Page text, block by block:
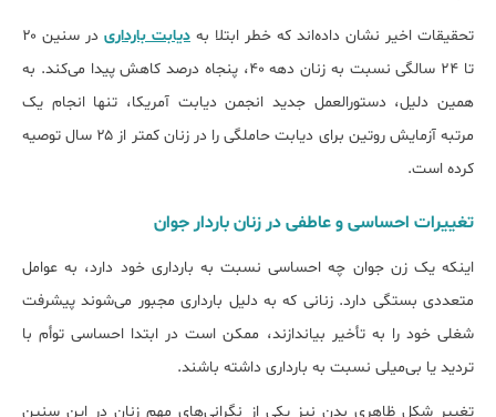
تحقیقات اخیر نشان داده‌اند که خطر ابتلا به دیابت بارداری
در سنین ۲۰
تا ۲۴ سالگی نسبت به زنان دهه ۴۰، پنجاه درصد کاهش پیدا می‌کند. به
همین دلیل، دستورالعمل جدید انجمن دیابت آمریکا، تنها انجام یک
مرتبه آزمایش روتین برای دیابت حاملگی را در زنان کمتر از ۲۵ سال توصیه
کرده است.
تغییرات احساسی و عاطفی در زنان باردار جوان
اینکه یک زن جوان چه احساسی نسبت به بارداری خود دارد، به عوامل
متعددی بستگی دارد. زنانی که به دلیل بارداری مجبور می‌شوند پیشرفت
شغلی خود را به تأخیر بیاندازند، ممکن است در ابتدا احساسی توأم با
تردید یا بی‌میلی نسبت به بارداری داشته باشند.
تغییر شکل ظاهری بدن نیز یکی از نگرانی‌های مهم زنان در این سنین